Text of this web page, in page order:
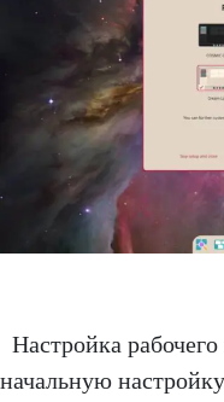
Настройка
начальную